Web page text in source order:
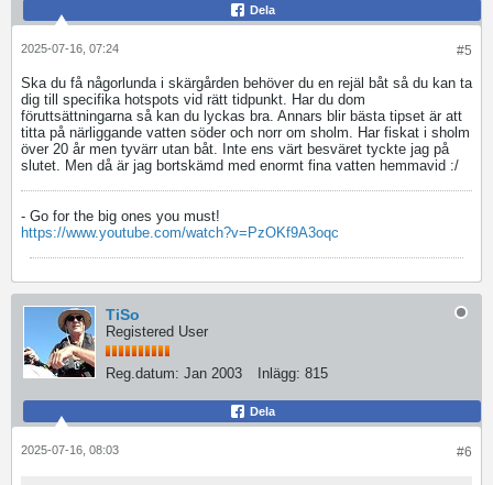
Dela
#5
2025-07-16, 07:24
Ska du få någorlunda i skärgården behöver du en rejäl båt så du kan ta
dig till specifika hotspots vid rätt tidpunkt. Har du dom
föruttsättningarna så kan du lyckas bra. Annars blir bästa tipset är att
titta på närliggande vatten söder och norr om sholm. Har fiskat i sholm
över 20 år men tyvärr utan båt. Inte ens värt besväret tyckte jag på
slutet. Men då är jag bortskämd med enormt fina vatten hemmavid :/
- Go for the big ones you must!
https://www.youtube.com/watch?v=PzOKf9A3oqc
TiSo
Registered User
Reg.datum: Jan 2003 Inlägg: 815
Dela
#6
2025-07-16, 08:03